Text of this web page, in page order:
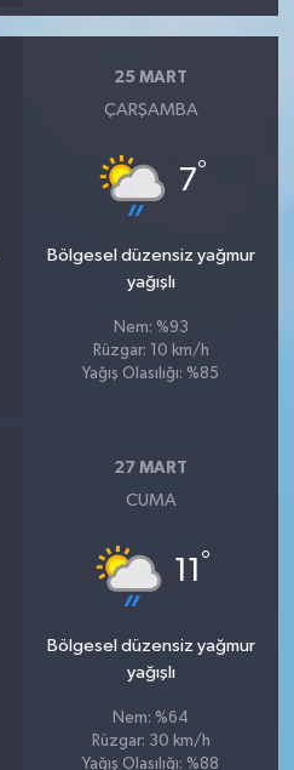
25 MART
ÇARŞAMBA
7°
Bölgesel düzensiz yağmur
yağışlı
Nem: %93
Rüzgar: 10 km/h
Yağış Olasılığı: %85
27 MART
CUMA
11 °
Bölgesel düzensiz yağmur
yağışlı
Nem: %64
Rüzgar: 30 km/h
Yağış Olasılığı: %88